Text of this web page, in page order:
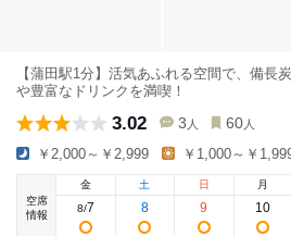
【蒲田駅1分】活気あふれる空間で、備長
や豊富なドリンクを満喫！
3.02 3 人 60 人
￥2,000～￥2,999 ￥1,000～￥
空席
情報
金
8/7
土
8
日
9
月
10